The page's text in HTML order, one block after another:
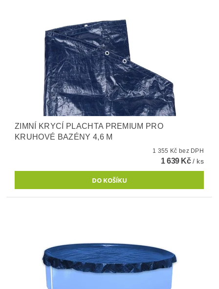
ZIMNÍ KRYCÍ PLACHTA PREMIUM PRO
KRUHOVÉ BAZÉNY 4,6 M
1 355 Kč bez DPH
1 639 Kč/ ks